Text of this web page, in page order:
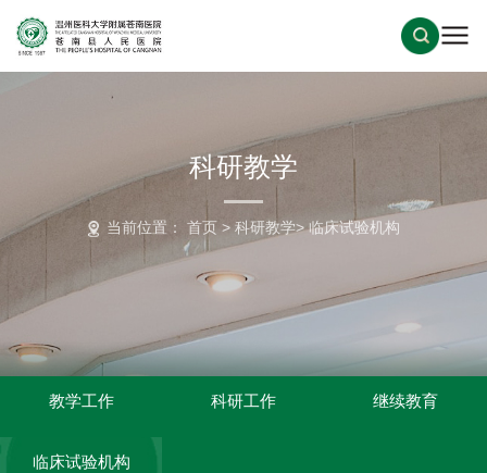
科研教学
当前位置： 首页> 科研教学>临床试验机构
教学工作 科研工作 继续教育
临床试验机构